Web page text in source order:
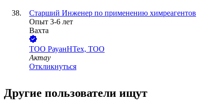
Старший Инженер по применению химреагентов
Опыт 3-6 лет
Вахта
ТОО РауанНТех, ТОО
Актау
Откликнуться
Другие пользователи ищут